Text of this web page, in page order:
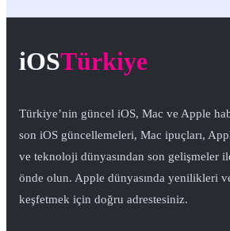
iOSTürkiye
Türkiye’nin güncel iOS, Mac ve Apple
son iOS güncellemeleri, Mac ipuçları,
ve teknoloji dünyasından son gelişmeler
önde olun. Apple dünyasında yenilikleri
keşfetmek için doğru adrestesiniz.